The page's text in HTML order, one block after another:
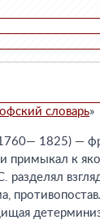
словарь»
1825) — фр.
к